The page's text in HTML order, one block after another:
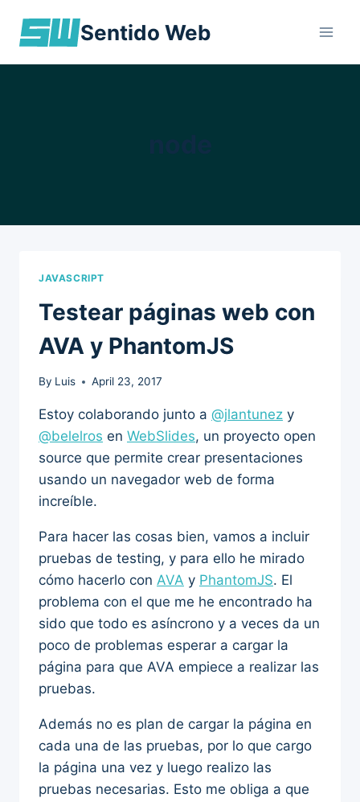
Sentido Web
JAVASCRIPT
Testear páginas web con
AVA y PhantomJS
By Luis April 23, 2017
Estoy colaborando junto a @jlantunez y
@belelros en WebSlides, un proyecto open
source que permite crear presentaciones
usando un navegador web de forma
increíble.
Para hacer las cosas bien, vamos a incluir
pruebas de testing, y para ello he mirado
cómo hacerlo con AVA y PhantomJS. El
problema con el que me he encontrado ha
sido que todo es asíncrono y a veces da un
poco de problemas esperar a cargar la
página para que AVA empiece a realizar las
pruebas.
Además no es plan de cargar la página en
cada una de las pruebas, por lo que cargo
la página una vez y luego realizo las
pruebas necesarias. Esto me obliga a que